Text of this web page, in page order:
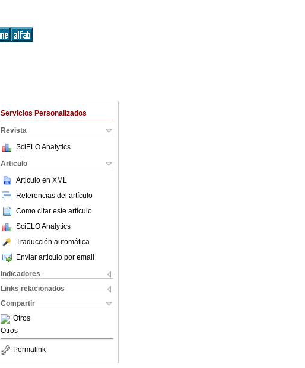
Servicios Personalizados
Revista
SciELO Analytics
Articulo
Articulo en XML
Referencias del artículo
Como citar este artículo
SciELO Analytics
Traducción automática
Enviar articulo por email
Indicadores
Links relacionados
Compartir
Otros
Otros
Permalink